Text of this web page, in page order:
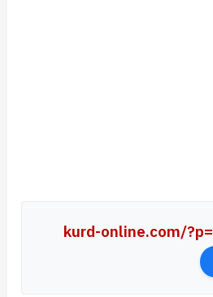
kurd-online.com/